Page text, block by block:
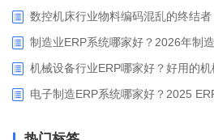
制造业ERP系统哪家好？2026年制
机械设备行业ERP哪家好？好用的
电子制造ERP系统哪家好？2025